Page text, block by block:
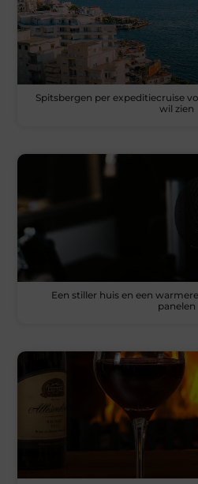
Spitsbergen per expeditiecruise
wil zien
Een stiller huis en een
panelen